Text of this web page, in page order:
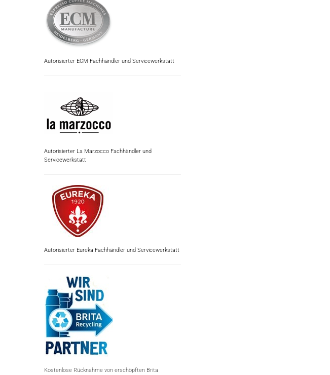
Autorisierter ECM Fachhändler und Servicewerkstatt
Autorisierter La Marzocco Fachhändler und
Servicewerkstatt
Autorisierter Eureka Fachhändler und Servicewerkstatt
Kostenlose Rücknahme von erschöpften Brita